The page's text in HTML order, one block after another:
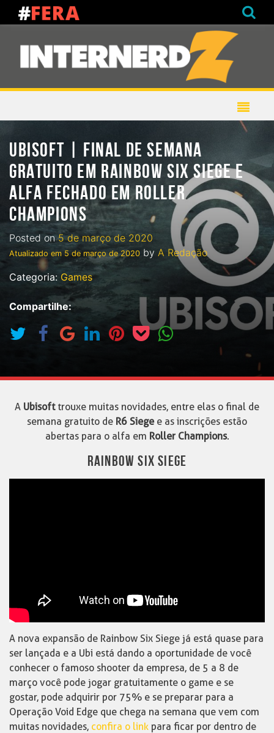
UBISOFT | FINAL DE SEMANA
GRATUITO EM RAINBOW SIX SIEGE E
ALFA FECHADO EM ROLLER
CHAMPIONS
Posted on5 de março de 2020
Atualizado em5 de março de 2020 by A Redação
Categoria: Games
Compartilhe:
A Ubisofttrouxe muitas novidades, entre elas o final de
semana gratuito de R6 Siegee as inscrições estão
abertas para o alfa em Roller Champions.
RAINBOW SIX SIEGE
A nova expansão de Rainbow Six Siege já está quase para
ser lançada e a Ubi está dando a oportunidade de você
conhecer o famoso shooter da empresa, de 5 a 8 de
março você pode jogar gratuitamente o game e se
gostar, pode adquirir por 75% e se preparar para a
Operação Void Edge que chega na semana que vem com
muitas novidades, confira o link para ficar por dentro de